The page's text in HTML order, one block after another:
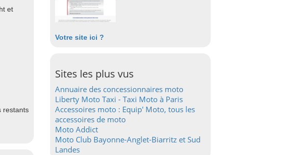
et
restants
Votre site ici ?
Sites les plus vus
Annuaire des concessionnaires moto
Liberty Moto Taxi - Taxi Moto à Paris
Accessoires moto : Equip' Moto, tous les
accessoires de moto
Moto Addict
Moto Club Bayonne-Anglet-Biarritz et Sud
Landes